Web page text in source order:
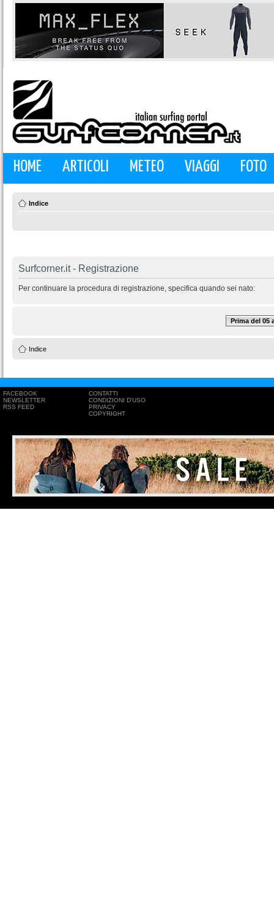
HOME ARTICOLI METEO VIAGGI FOTO
Indice
Surfcorner.it - Registrazione
Per continuare la procedura di registrazione, specifica quando sei nato:
Prima del 05
Indice
FACEBOOK
NEWSLETTER
RSS FEED
CONTATTI
CONDIZIONI D'USO
PRIVACY
COPYRIGHT